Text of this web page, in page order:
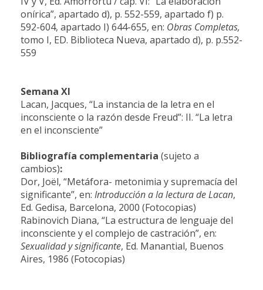
onírica”, apartado d), p. 552-559, apartado f) p.
592-604, apartado I) 644-655, en: Obras Completas,
tomo I, ED. Biblioteca Nueva, apartado d), p. p.552-
559
Semana XI
Lacan, Jacques, “La instancia de la letra en el
inconsciente o la razón desde Freud”: II. “La letra
en el inconsciente”
Bibliografía complementaria (sujeto a
cambios):
Dor, Joël, “Metáfora- metonimia y supremacía del
significante”, en: Introducción a la lectura de Lacan,
Ed. Gedisa, Barcelona, 2000 (Fotocopias)
Rabinovich Diana, “La estructura de lenguaje del
inconsciente y el complejo de castración”, en:
Sexualidad y significante, Ed. Manantial, Buenos
Aires, 1986 (Fotocopias)